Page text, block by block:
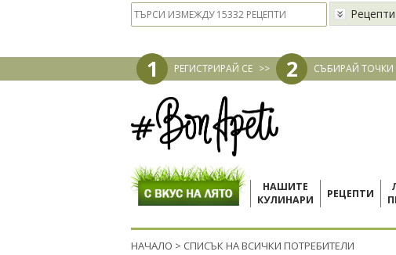
Рецепти
1 РЕГИСТРИРАЙ СЕ >> 2 СЪБИРАЙ ТОЧКИ
НАШИТЕ
КУЛИНАРИ
РЕЦЕПТИ
НАЧАЛО > СПИСЪК НА ВСИЧКИ ПОТРЕБИТЕЛИ